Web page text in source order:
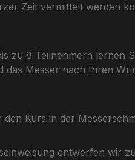
Zeit vermittelt werden
zu 8 Teilnehmern lernen
das Messer nach Ihren
Kurs in der
entwerfen wir